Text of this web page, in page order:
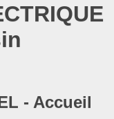
- Accueil